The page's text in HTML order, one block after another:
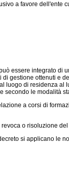
a favore dell'ente
essere integrato di
gestione ottenuti e
di residenza
secondo le modalità
a corsi di
o risoluzione
si applicano le